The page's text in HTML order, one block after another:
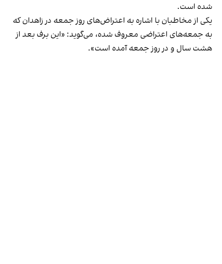
شده است.
یکی از مخاطبان با اشاره به اعتراض‌های روز جمعه در زاهدان که
به جمعه‌های اعتراضی معروف شده، می‌گوید: «این برف بعد از
هشت سال و در روز جمعه آمده است».